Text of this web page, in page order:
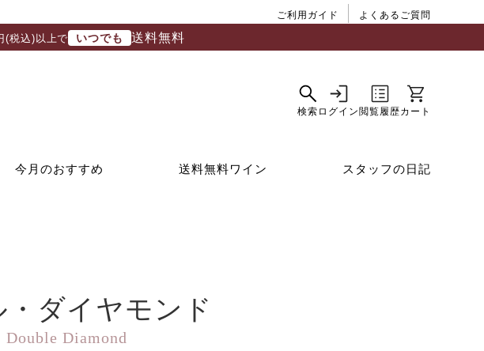
ご利用ガイド よくあるご質問
(税込)以上で いつでも 送料無料
今月のおすすめ 送料無料ワイン スタッフの日記
・ダイヤモンド
Double Diamond